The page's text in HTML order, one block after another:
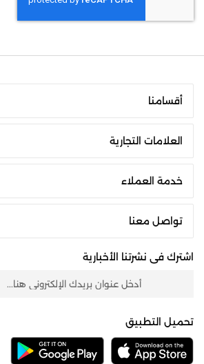
أقسامنا
العلامات التجارية
خدمة العملاء
تواصل معنا
اشترك فى نشرتنا الأخبارية
تحميل التطبيق